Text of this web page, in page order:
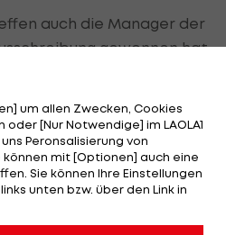
auch die Manager der
gewonnen hat.
Olympischen
Mailand und
6. bis 22. Februar 2026,
Die Eröffnungsfeier
um allen Zwecken, Cookies
[Nur Notwendige] im LAOLA1
Peronsalisierung von
mit [Optionen] auch eine
Sie können Ihre Einstellungen
unten bzw. über den Link in